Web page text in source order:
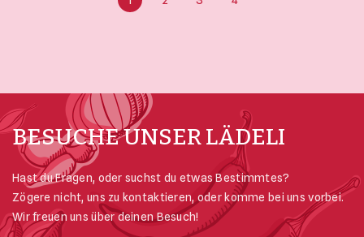
BESUCHE UNSER LÄDELI
Hast du Fragen, oder suchst du etwas Bestimmtes?
Zögere nicht, uns zu kontaktieren, oder komme bei uns vorbei.
Wir freuen uns über deinen Besuch!